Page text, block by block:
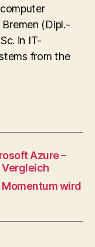
(Dipl.-
in IT-
from the
Azure –
Vergleich
Momentum wird